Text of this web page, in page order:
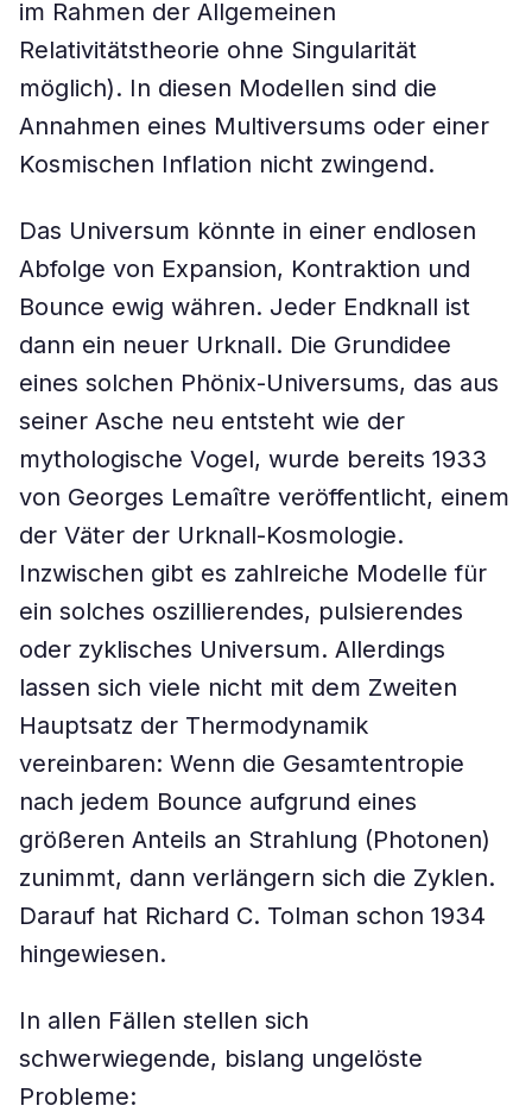
im Rahmen der Allgemeinen
Relativitätstheorie ohne Singularität
möglich). In diesen Modellen sind die
Annahmen eines Multiversums oder einer
Kosmischen Inflation nicht zwingend.
Das Universum könnte in einer endlosen
Abfolge von Expansion, Kontraktion und
Bounce ewig währen. Jeder Endknall ist
dann ein neuer Urknall. Die Grundidee
eines solchen Phönix-Universums, das aus
seiner Asche neu entsteht wie der
mythologische Vogel, wurde bereits 1933
von Georges Lemaître veröffentlicht, einem
der Väter der Urknall-Kosmologie.
Inzwischen gibt es zahlreiche Modelle für
ein solches oszillierendes, pulsierendes
oder zyklisches Universum. Allerdings
lassen sich viele nicht mit dem Zweiten
Hauptsatz der Thermodynamik
vereinbaren: Wenn die Gesamtentropie
nach jedem Bounce aufgrund eines
größeren Anteils an Strahlung (Photonen)
zunimmt, dann verlängern sich die Zyklen.
Darauf hat Richard C. Tolman schon 1934
hingewiesen.
In allen Fällen stellen sich
schwerwiegende, bislang ungelöste
Probleme: